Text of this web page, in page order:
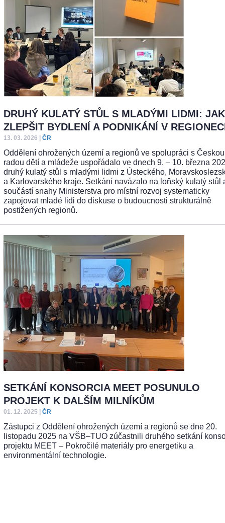
DRUHÝ KULATÝ STŮL S MLADÝMI LIDMI: JAK
ZLEPŠIT BYDLENÍ A PODNIKÁNÍ V
13. 03. 2026 ČR
Oddělení ohrožených území a regionů ve spolupráci s Českou
radou dětí a mládeže uspořádalo ve dnech 9. – 10. března
druhý kulatý stůl s mladými lidmi z Ústeckého,
a Karlovarského kraje. Setkání navázalo na loňský kulatý stůl
součástí snahy Ministerstva pro místní rozvoj systematicky
zapojovat mladé lidi do diskuse o budoucnosti strukturálně
postižených regionů.
SETKÁNÍ KONSORCIA MEET POSUNULO
PROJEKT K DALŠÍM MILNÍKŮM
01. 12. 2025 ČR
Zástupci z Oddělení ohrožených území a regionů se dne 20.
listopadu 2025 na VŠB–TUO zúčastnili druhého setkání
projektu MEET – Pokročilé materiály pro energetiku a
environmentální technologie.